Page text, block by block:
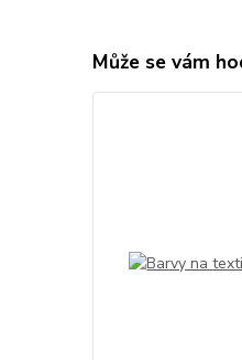
Může se vám